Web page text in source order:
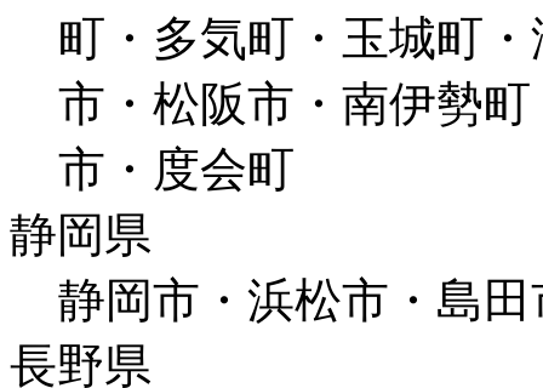
町・多気町・玉城町
市・松阪市・南伊勢
市・度会町
静岡県
静岡市・浜松市・島
長野県